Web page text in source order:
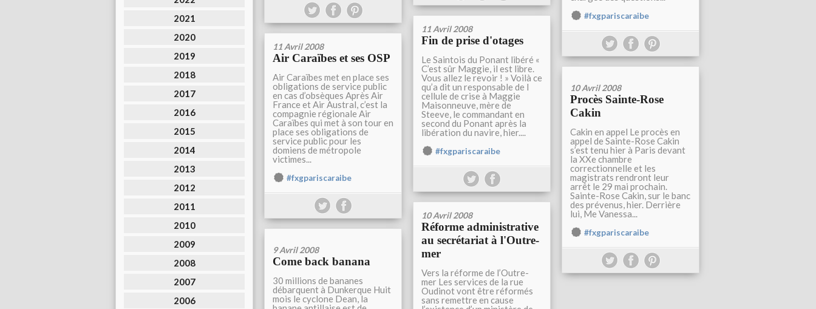
2021
2020
2019
2018
2017
2016
2015
2014
2013
2012
2011
2010
2009
2008
2007
2006
#fxgpariscaraibe
11 Avril 2008
Fin de prise d'otages
Le Saintois du Ponant libéré «
C’est sûr Maggie, il est libre.
Vous allez le revoir ! » Voilà ce
qu’a dit un responsable de l
cellule de crise à Maggie
Maisonneuve, mère de
Steeve, le commandant en
second du Ponant après la
libération du navire, hier....
#fxgpariscaraibe
11 Avril 2008
Air Caraïbes et ses OSP
Air Caraïbes met en place ses
obligations de service public
en cas d’obsèques Après Air
France et Air Austral, c’est la
compagnie régionale Air
Caraïbes qui met à son tour en
place ses obligations de
service public pour les
domiens de métropole
victimes...
#fxgpariscaraibe
10 Avril 2008
Procès Sainte-Rose
Cakin
Cakin en appel Le procès en
appel de Sainte-Rose Cakin
s’est tenu hier à Paris devant
la XXe chambre
correctionnelle et les
magistrats rendront leur
arrêt le 29 mai prochain.
Sainte-Rose Cakin, sur le banc
des prévenus, hier. Derrière
lui, Me Vanessa...
#fxgpariscaraibe
10 Avril 2008
Réforme administrative
au secrétariat à l'Outre-
mer
Vers la réforme de l’Outre-
mer Les services de la rue
Oudinot vont être réformés
sans remettre en cause
9 Avril 2008
Come back banana
30 millions de bananes
débarquent à Dunkerque Huit
mois le cyclone Dean, la